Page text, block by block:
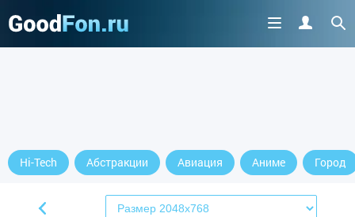
Hi-Tech Абстракции Авиация Аниме Город